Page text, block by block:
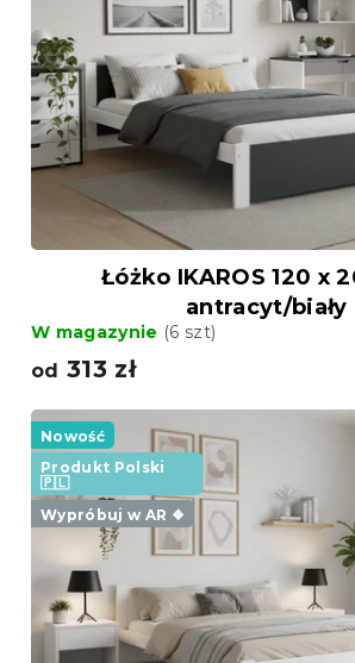
o
d
u
k
p
o
d
u
k
w
Łóżko IKAROS 120 x
antracyt/biały
W magazynie (6 szt)
od 313 zł
Nowość
Produkt Polski
🇵🇱
Wypróbuj w AR ❖